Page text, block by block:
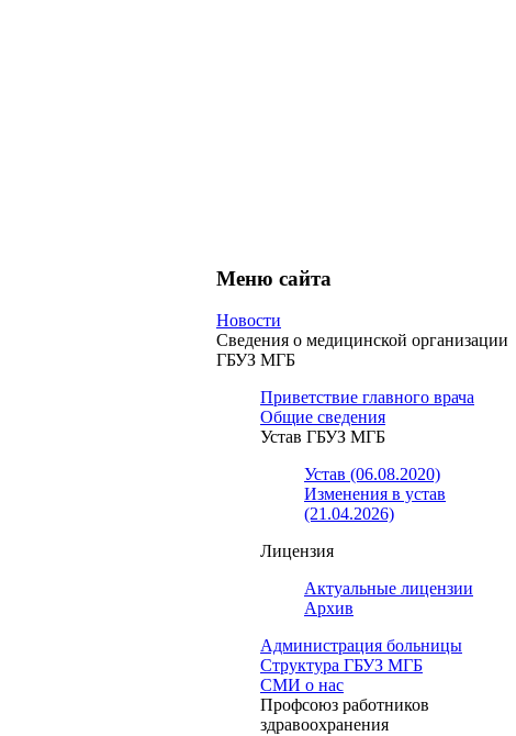
Меню сайта
Новости
Сведения о медицинской организации
ГБУЗ МГБ
Приветствие главного врача
Общие сведения
Устав ГБУЗ МГБ
Устав (06.08.2020)
Изменения в устав
(21.04.2026)
Лицензия
Актуальные лицензии
Архив
Администрация больницы
Структура ГБУЗ МГБ
СМИ о нас
Профсоюз работников
здравоохранения